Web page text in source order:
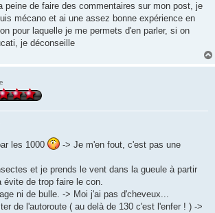
peine de faire des commentaires sur mon post, je
mécano et ai une assez bonne expérience en
pour laquelle je me permets d'en parler, si on
je déconseille
les 1000
-> Je m'en fout, c'est pas une
et je prends le vent dans la gueule à partir
évite de trop faire le con.
ni de bulle. -> Moi j'ai pas d'cheveux...
de l'autoroute ( au delà de 130 c'est l'enfer ! ) ->